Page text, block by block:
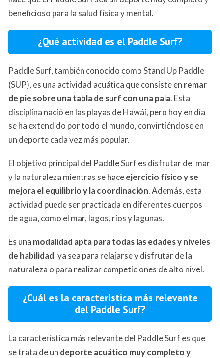
beneficioso para la salud física y mental.
¿Qué actividad es el Paddle Surf?
Paddle Surf, también conocido como Stand Up Paddle
(SUP), es una actividad acuática que consiste en remar
de pie sobre una tabla de surf con una pala. Esta
disciplina nació en las playas de Hawái, pero hoy en día
se ha extendido por todo el mundo, convirtiéndose en
un deporte cada vez más popular.
El objetivo principal del Paddle Surf es disfrutar del mar
y la naturaleza mientras se haceejercicio físico y se
mejora el equilibrio y la coordinación. Además, esta
actividad puede ser practicada en diferentes cuerpos
de agua, como el mar, lagos, ríos y lagunas.
Es una modalidad apta para todas las edades y niveles
de habilidad, ya sea para relajarse y disfrutar de la
naturaleza o para realizar competiciones de alto nivel.
¿Cuál es la característica más relevante
del Paddle Surf?
La característica más relevante del Paddle Surf es que
se trata de un deporte acuático muy completo y